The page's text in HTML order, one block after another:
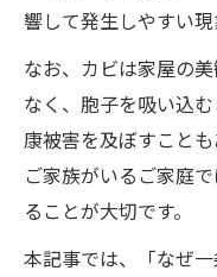
響して発生しやすい現
なお、カビは家屋の
なく、胞子を吸い込
康被害を及ぼすこと
ご家族がいるご家庭
ることが大切です。
本記事では、「なぜ